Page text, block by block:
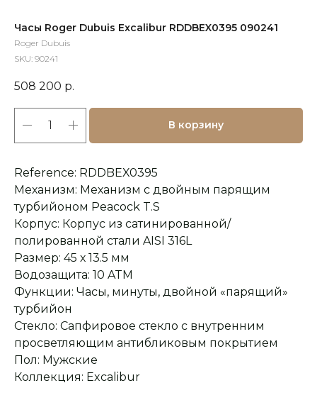
Часы Roger Dubuis Excalibur RDDBEX0395 090241
Roger Dubuis
SKU: 90241
508 200 р.
В корзину
Reference: RDDBEX0395
Механизм: Механизм с двойным парящим
турбийоном Peacock T.S
Корпус: Корпус из сатинированной/
полированной стали AISI 316L
Размер: 45 х 13.5 мм
Водозащита: 10 ATM
Функции: Часы, минуты, двойной «парящий»
турбийон
Стекло: Сапфировое стекло с внутренним
просветляющим антибликовым покрытием
Пол: Мужские
Коллекция: Excalibur
Оплата при получении
Заказ опласивается
после примерки и
осмотра товара
Подробная
консультация
Ответим на все вопросы
и поможем с выбором